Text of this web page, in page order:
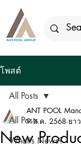
โพสต์
All Posts
What's News?
All Posts
New
ANT POOL
9 ส.ค. 2568 ยา